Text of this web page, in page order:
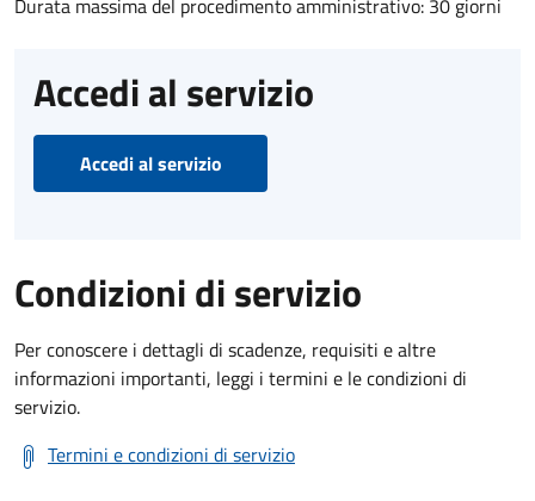
Accedi al servizio
Accedi al servizio
Condizioni di servizio
Per conoscere i dettagli di scadenze, requisiti e altre
informazioni importanti, leggi i termini e le condizioni di
servizio.
Termini e condizioni di servizio